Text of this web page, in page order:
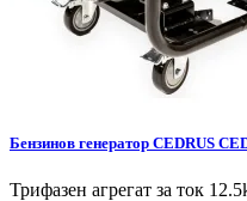
Бензинов генератор CEDRUS
Трифазен агрегат за ток